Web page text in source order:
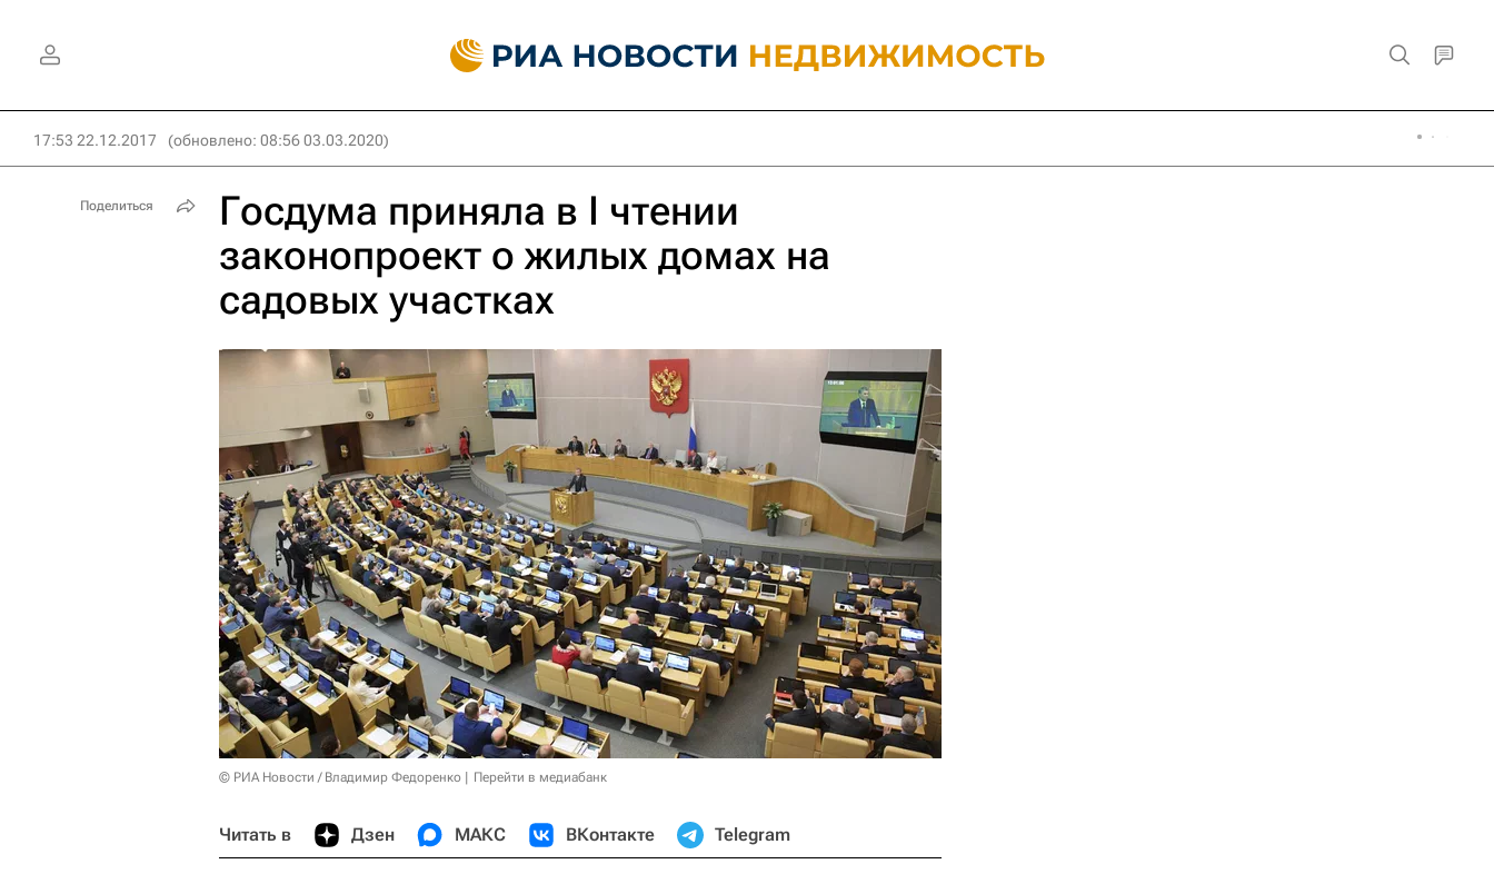
17:53 22.12.2017 (обновлено: 08:56 03.03.2020)
Госдума приняла в I чтении
законопроект о жилых домах на
садовых участках
© РИА Новости / Владимир Федоренко Перейти в медиабанк
Читать в Дзен МАКС ВКонтакте Telegram
Поделиться